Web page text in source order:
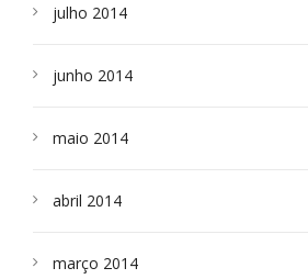
julho 2014
junho 2014
maio 2014
abril 2014
março 2014